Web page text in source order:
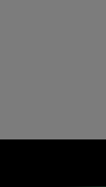
Hírek